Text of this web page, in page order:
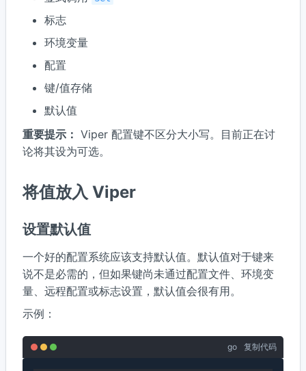
标志
环境变量
配置
键/值存储
默认值
重要提示： Viper 配置键不区分大小写。目前正在讨
论将其设为可选。
将值放入 Viper
设置默认值
一个好的配置系统应该支持默认值。默认值对于键来
说不是必需的，但如果键尚未通过配置文件、环境变
量、远程配置或标志设置，默认值会很有用。
示例：
go 复制代码